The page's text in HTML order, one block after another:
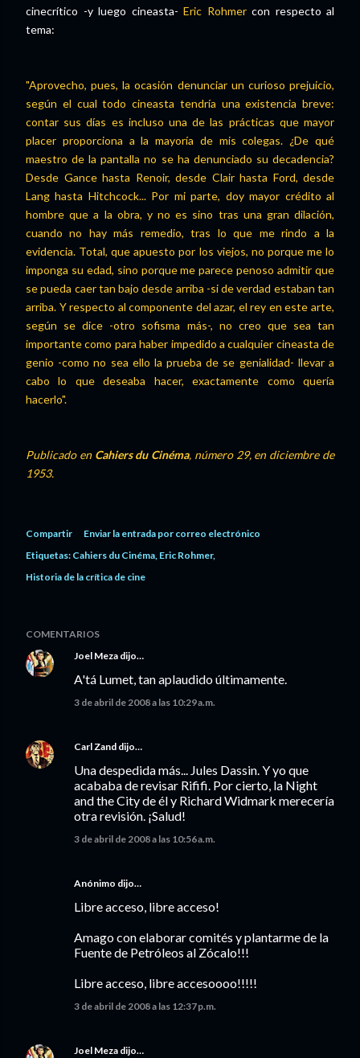
cinecrítico -y luego cineasta- Eric Rohmercon respecto al
tema:
"Aprovecho, pues, la ocasión denunciar un curioso prejuicio,
según el cual todo cineasta tendría una existencia breve:
contar sus días es incluso una de las prácticas que mayor
placer proporciona a la mayoría de mis colegas. ¿De qué
maestro de la pantalla no se ha denunciado su decadencia?
Desde Gance hasta Renoir, desde Clair hasta Ford, desde
Lang hasta Hitchcock... Por mi parte, doy mayor crédito al
hombre que a la obra, y no es sino tras una gran dilación,
cuando no hay más remedio, tras lo que me rindo a la
evidencia. Total, que apuesto por los viejos, no porque me lo
imponga su edad, sino porque me parece penoso admitir que
se pueda caer tan bajo desde arriba -si de verdad estaban tan
arriba. Y respecto al componente del azar, el rey en este arte,
según se dice -otro sofisma más-, no creo que sea tan
importante como para haber impedido a cualquier cineasta de
genio -como no sea ello la prueba de se genialidad- llevar a
cabo lo que deseaba hacer, exactamente como quería
hacerlo".
Publicado en Cahiers du Cinéma, número 29, en diciembre de
1953.
Compartir
Enviar la entrada por correo electrónico
Etiquetas: Cahiers du Cinéma Eric Rohmer
Historia de la crítica de cine
COMENTARIOS
Joel Meza dijo…
A'tá Lumet, tan aplaudido últimamente.
3 de abril de 2008 a las 10:29 a.m.
Carl Zand dijo…
Una despedida más... Jules Dassin. Y yo que
acababa de revisar Rififi. Por cierto, la Night
and the City de él y Richard Widmark merecería
otra revisión. ¡Salud!
3 de abril de 2008 a las 10:56 a.m.
Anónimo dijo…
Libre acceso, libre acceso!
Amago con elaborar comités y plantarme de la
Fuente de Petróleos al Zócalo!!!
Libre acceso, libre accesoooo!!!!!
3 de abril de 2008 a las 12:37 p.m.
Joel Meza dijo…